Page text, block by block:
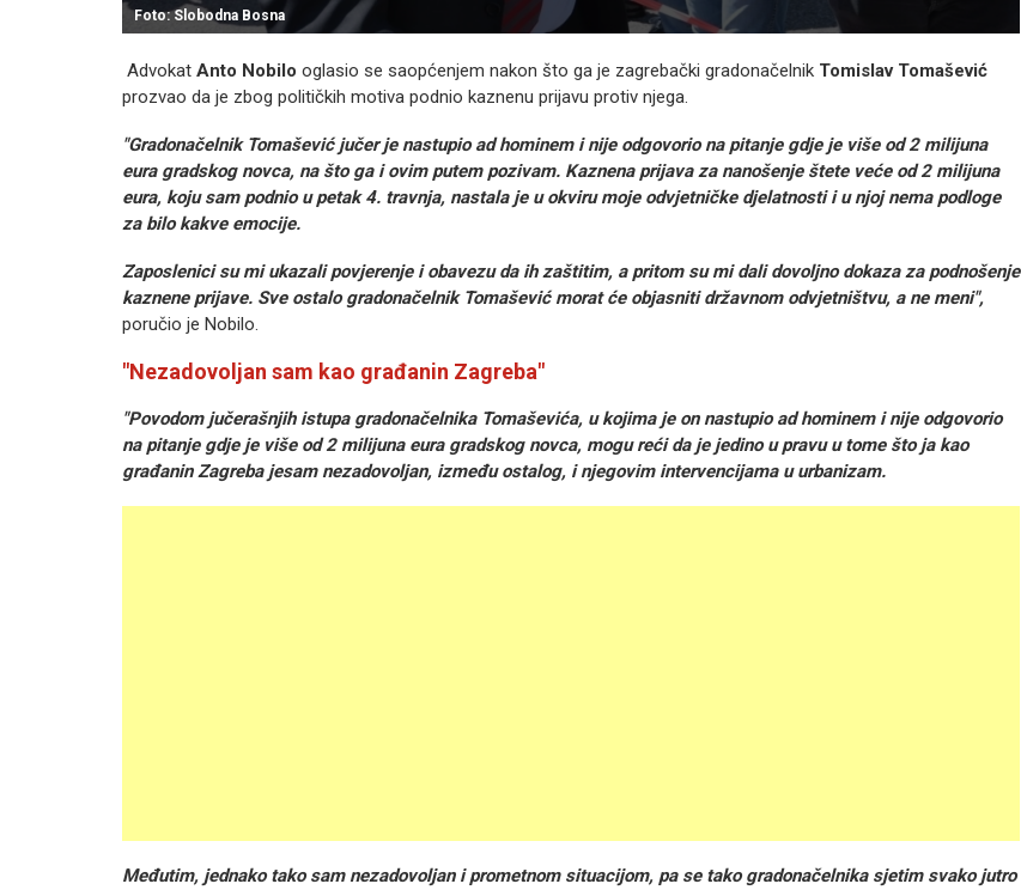
Foto: Slobodna Bosna
Advokat Anto Nobilo oglasio se saopćenjem nakon što ga je zagrebački gradonačelnik Tomislav Tomašević
prozvao da je zbog političkih motiva podnio kaznenu prijavu protiv njega.
"Gradonačelnik Tomašević jučer je nastupio ad hominem i nije odgovorio na pitanje gdje je više od 2 milijuna
eura gradskog novca, na što ga i ovim putem pozivam. Kaznena prijava za nanošenje štete veće od 2 milijuna
eura, koju sam podnio u petak 4. travnja, nastala je u okviru moje odvjetničke djelatnosti i u njoj nema podloge
za bilo kakve emocije.
Zaposlenici su mi ukazali povjerenje i obavezu da ih zaštitim, a pritom su mi dali dovoljno dokaza za podnošenje
kaznene prijave. Sve ostalo gradonačelnik Tomašević morat će objasniti državnom odvjetništvu, a ne meni",
poručio je Nobilo.
"Nezadovoljan sam kao građanin Zagreba"
"Povodom jučerašnjih istupa gradonačelnika Tomaševića, u kojima je on nastupio ad hominem i nije odgovorio
na pitanje gdje je više od 2 milijuna eura gradskog novca, mogu reći da je jedino u pravu u tome što ja kao
građanin Zagreba jesam nezadovoljan, između ostalog, i njegovim intervencijama u urbanizam.
Međutim, jednako tako sam nezadovoljan i prometnom situacijom, pa se tako gradonačelnika sjetim svako jutro